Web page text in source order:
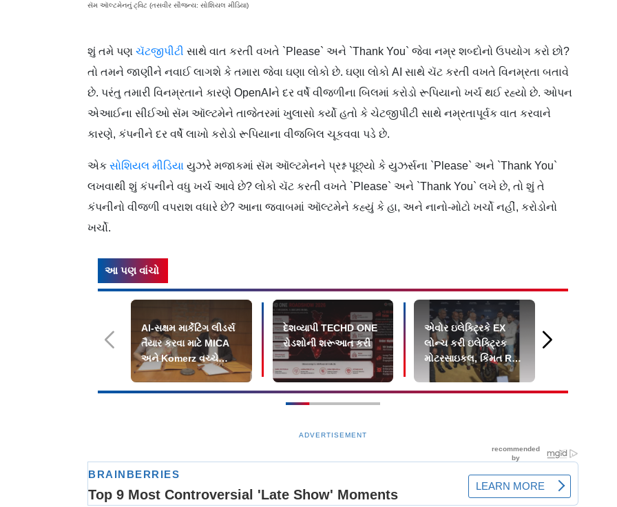
સૅમ ઑલ્ટમેનનું ટ્વિટ (તસવીર સૌજન્ય: સોશિયલ મીડિયા)
શું તમે પણ ચૅટજીપીટી સાથે વાત કરતી વખતે `Please` અને `Thank You` જેવા નમ્ર શબ્દોનો ઉપયોગ કરો છો?
તો તમને જાણીને નવાઈ લાગશે કે તમારા જેવા ઘણા લોકો છે. ઘણા લોકો AI સાથે ચૅટ કરતી વખતે વિનમ્રતા બતાવે
છે. પરંતુ તમારી વિનમ્રતાને કારણે OpenAIને દર વર્ષે વીજળીના બિલમાં કરોડો રૂપિયાનો ખર્ચ થઈ રહ્યો છે. ઓપન
એઆઈના સીઈઓ સૅમ ઑલ્ટમેને તાજેતરમાં ખુલાસો કર્યો હતો કે ચેટજીપીટી સાથે નમ્રતાપૂર્વક વાત કરવાને
કારણે, કંપનીને દર વર્ષે લાખો કરોડો રૂપિયાના વીજબિલ ચૂકવવા પડે છે.
એક સોશિયલ મીડિયા યુઝરે મજાકમાં સૅમ ઑલ્ટમેનને પ્રશ્ન પૂછ્યો કે યુઝર્સના `Please` અને `Thank You`
લખવાથી શું કંપનીને વધુ ખર્ચ આવે છે? લોકો ચૅટ કરતી વખતે `Please` અને `Thank You` લખે છે, તો શું તે
કંપનીનો વીજળી વપરાશ વધારે છે? આના જવાબમાં ઑલ્ટમેને કહ્યું કે હા, અને નાનો-મોટો ખર્ચો નહીં, કરોડોનો
ખર્ચો.
આ પણ વાંચો
AI-સક્ષમ માર્કેટિંગ લીડર્સ
તૈયાર કરવા માટે MICA
અને Komerz વચ્ચે
ભાગીદારી
દેશવ્યાપી TECHD ONE
રોડશોની શરૂઆત કરી
એવોર ઇલેક્ટ્રિકે EX
લોન્ચ કરી ઇલેક્ટ્રિક
મોટરસાઇકલ, કિંમત Rs.
1,24,999થી શરૂ
ADVERTISEMENT